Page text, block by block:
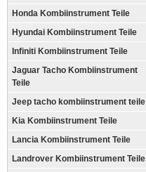
Honda Kombiinstrument Teile
Hyundai Kombiinstrument Teile
Infiniti Kombiinstrument Teile
Jaguar Tacho Kombiinstrument
Teile
Jeep tacho kombiinstrument teile
Kia Kombiinstrument Teile
Lancia Kombiinstrument Teile
Landrover Kombiinstrument Teile